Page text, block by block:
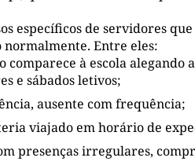
específicos de servidores
Entre eles:
à escola alegando
e sábados letivos;
ausente com frequência;
viajado em horário de
presenças irregulares,